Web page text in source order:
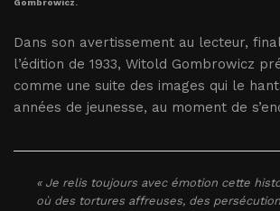
Gombrowicz.
Dans son avertissement au lecteur,
l’édition de 1933, Witold Gombrowicz
comme une suite des images qui le
années de jeunesse, au moment de
« Je relis toujours avec émotion cette
où des tortures affreuses, des